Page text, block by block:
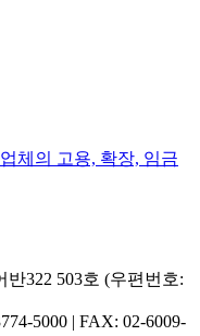
체의 고용, 확장, 임금
322 503호 (우편번호:
5000 | FAX: 02-6009-